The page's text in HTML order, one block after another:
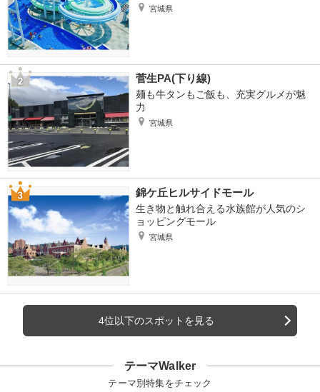
宮城県
菅生PA(下り線)
麺も牛タンもご飯も、充実グルメが魅
力
宮城県
錦ケ丘ヒルサイドモール
生き物と触れ合える水族館が人気のシ
ョッピングモール
宮城県
4位以下のスポットを見る
テーマWalker
テーマ別特集をチェック